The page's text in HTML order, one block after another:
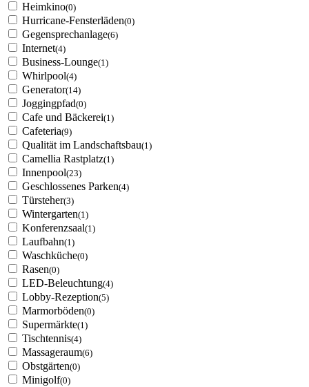
Heimkino(0)
Hurricane-Fensterläden(0)
Gegensprechanlage(6)
Internet(4)
Business-Lounge(1)
Whirlpool(4)
Generator(14)
Joggingpfad(0)
Cafe und Bäckerei(1)
Cafeteria(9)
Qualität im Landschaftsbau(1)
Camellia Rastplatz(1)
Innenpool(23)
Geschlossenes Parken(4)
Türsteher(3)
Wintergarten(1)
Konferenzsaal(1)
Laufbahn(1)
Waschküche(0)
Rasen(0)
LED-Beleuchtung(4)
Lobby-Rezeption(5)
Marmorböden(0)
Supermärkte(1)
Tischtennis(4)
Massageraum(6)
Obstgärten(0)
Minigolf(0)